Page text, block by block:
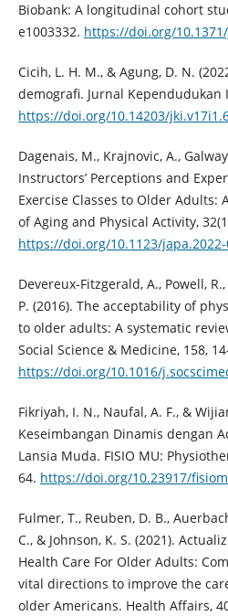
Biobank: A longitudinal cohort
e1003332. https://doi.org/
Cicih, L. H. M., & Agung, D. N.
demografi. Jurnal Kependudukan
https://doi.org/10.14203/
Dagenais, M., Krajnovic, A.,
Instructors’ Perceptions and
Exercise Classes to Older Adults:
of Aging and Physical Activity,
https://doi.org/10.1123/
Devereux-Fitzgerald, A., Powell,
P. (2016). The acceptability of
to older adults: A systematic
Social Science & Medicine, 158,
https://doi.org/10.1016/
Fikriyah, I. N., Naufal, A. F., &
Keseimbangan Dinamis dengan
Lansia Muda. FISIO MU:
64. https://doi.org/10.23917/
Fulmer, T., Reuben, D. B.,
C., & Johnson, K. S. (2021).
Health Care For Older Adults:
vital directions to improve the
older Americans. Health Affairs,